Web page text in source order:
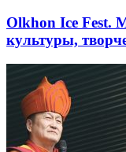
Olkhon Ice Fest.
культуры,